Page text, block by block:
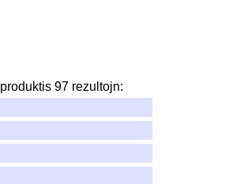
produktis 97 rezultojn: